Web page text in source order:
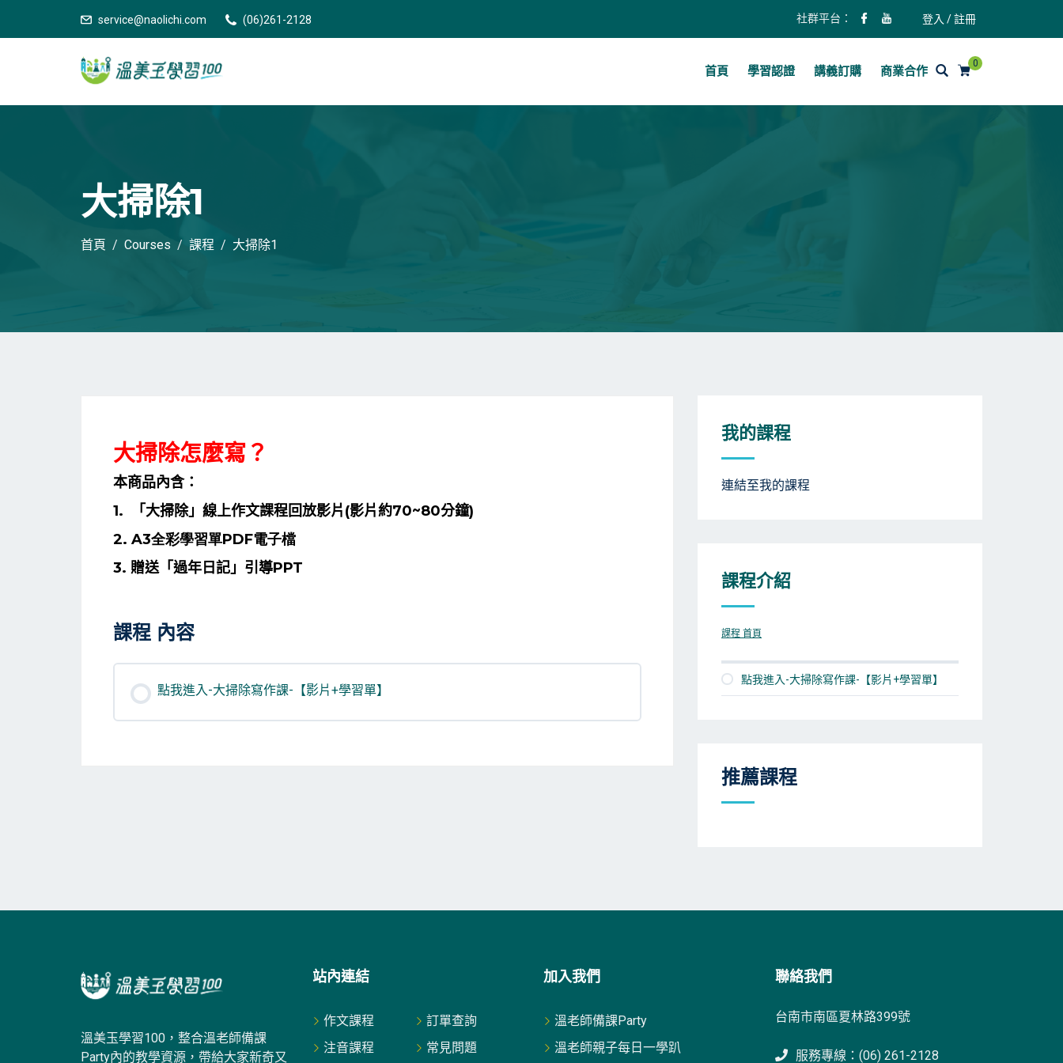
service@naolichi.com (06)261-2128 登入 / 註冊
社群平台：
0
首頁 學習認證 講義訂購 商業合作
大掃除1
首頁 Courses 課程 大掃除1
大掃除怎麼寫？
本商品內含：
1. 「大掃除」線上作文課程回放影片(影片約70~80分鐘)
2. A3全彩學習單PDF電子檔
3. 贈送「過年日記」引導PPT
課程 內容
點我進入-大掃除寫作課-【影片+學習單】
我的課程
連結至我的課程
課程介紹
課程 首頁
點我進入-大掃除寫作課-【影片+學習單】
推薦課程
溫美玉學習100，整合溫老師備課
Party內的教學資源，帶給大家新奇又
站內連結
作文課程
訂單查詢
注音課程
常見問題
加入我們
溫老師備課Party
溫老師親子每日一學趴
聯絡我們
台南市南區夏林路399號
服務專線：(06) 261-2128